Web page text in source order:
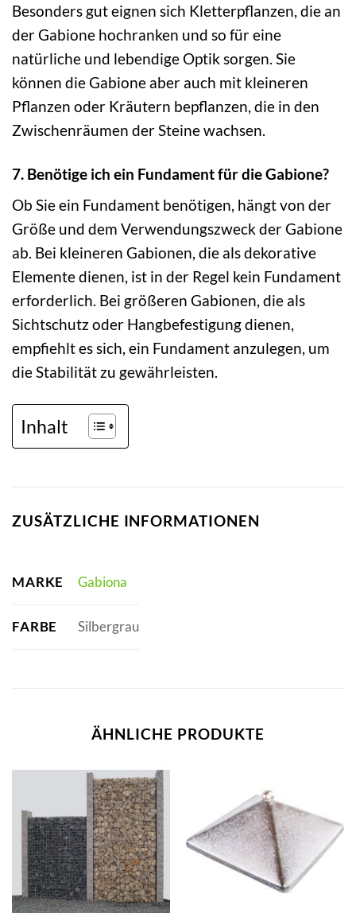
Besonders gut eignen sich Kletterpflanzen, die an
der Gabione hochranken und so für eine
natürliche und lebendige Optik sorgen. Sie
können die Gabione aber auch mit kleineren
Pflanzen oder Kräutern bepflanzen, die in den
Zwischenräumen der Steine wachsen.
7. Benötige ich ein Fundament für die Gabione?
Ob Sie ein Fundament benötigen, hängt von der
Größe und dem Verwendungszweck der Gabione
ab. Bei kleineren Gabionen, die als dekorative
Elemente dienen, ist in der Regel kein Fundament
erforderlich. Bei größeren Gabionen, die als
Sichtschutz oder Hangbefestigung dienen,
empfiehlt es sich, ein Fundament anzulegen, um
die Stabilität zu gewährleisten.
Inhalt
ZUSÄTZLICHE INFORMATIONEN
MARKE Gabiona
FARBE Silbergrau
ÄHNLICHE PRODUKTE